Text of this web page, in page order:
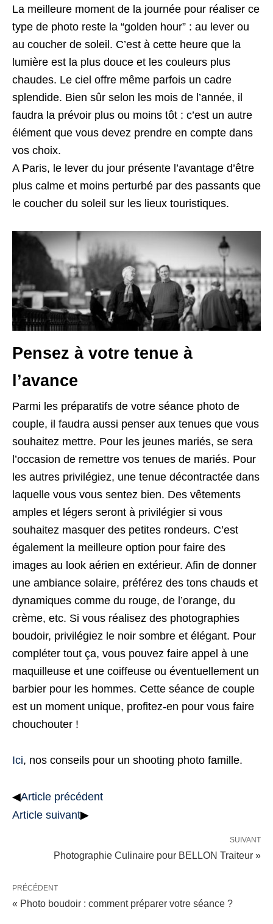
La meilleure moment de la journée pour réaliser ce
type de photo reste la “golden hour” : au lever ou
au coucher de soleil. C’est à cette heure que la
lumière est la plus douce et les couleurs plus
chaudes. Le ciel offre même parfois un cadre
splendide. Bien sûr selon les mois de l’année, il
faudra la prévoir plus ou moins tôt : c’est un autre
élément que vous devez prendre en compte dans
vos choix.
A Paris, le lever du jour présente l’avantage d’être
plus calme et moins perturbé par des passants que
le coucher du soleil sur les lieux touristiques.
Pensez à votre tenue à
l’avance
Parmi les préparatifs de votre séance photo de
couple, il faudra aussi penser aux tenues que vous
souhaitez mettre. Pour les jeunes mariés, se sera
l’occasion de remettre vos tenues de mariés. Pour
les autres privilégiez, une tenue décontractée dans
laquelle vous vous sentez bien. Des vêtements
amples et légers seront à privilégier si vous
souhaitez masquer des petites rondeurs. C’est
également la meilleure option pour faire des
images au look aérien en extérieur. Afin de donner
une ambiance solaire, préférez des tons chauds et
dynamiques comme du rouge, de l’orange, du
crème, etc. Si vous réalisez des photographies
boudoir, privilégiez le noir sombre et élégant. Pour
compléter tout ça, vous pouvez faire appel à une
maquilleuse et une coiffeuse ou éventuellement un
barbier pour les hommes. Cette séance de couple
est un moment unique, profitez-en pour vous faire
chouchouter !
Ici, nos conseils pour un shooting photo famille.
◀Article précédent
Article suivant▶
SUIVANT
Photographie Culinaire pour BELLON Traiteur »
PRÉCÉDENT
« Photo boudoir : comment préparer votre séance ?